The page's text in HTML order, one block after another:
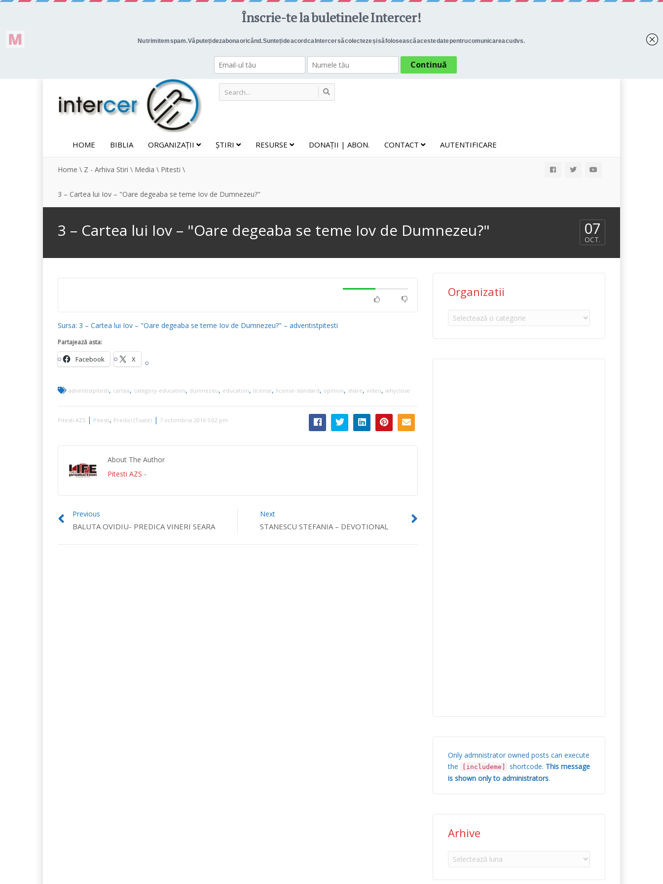
HOME BIBLIA ORGANIZAȚII ȘTIRI RESURSE DONAȚII | ABON. CONTACT AUTENTIFICARE
Home \ Z - Arhiva Stiri \ Media \ Pitesti \
3 – Cartea lui Iov – "Oare degeaba se teme Iov de Dumnezeu?"
3 – Cartea lui Iov – "Oare degeaba se teme Iov de Dumnezeu?" 07
OCT.
Sursa: 3 – Cartea lui Iov – "Oare degeaba se teme Iov de Dumnezeu?" – adventistpitesti
Partajează asta:
Facebook X
adventistpitesti, cartea, category-education, dumnezeu, education, license, license-standard, opinion, share, video, whyclose
Pitesti AZS | Pitesti, Predici (Toate) | 7 octombrie 2016 5:02 pm
About The Author
Pitesti AZS -
Previous
BALUTA OVIDIU- PREDICA VINERI SEARA
Next
STANESCU STEFANIA – DEVOTIONAL
Organizatii
Organizatii
Only admnistrator owned posts can execute
the
[includeme] shortcode. This message
is shown only to administrators.
Arhive
Arhive